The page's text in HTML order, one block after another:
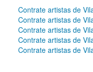
Contrate artistas de
Contrate artistas de
Contrate artistas de
Contrate artistas de
Contrate artistas de